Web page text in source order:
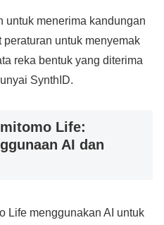
untuk menerima kandungan
untuk menyemak
reka bentuk yang diterima
SynthID.
Life:
AI dan
Life menggunakan AI untuk